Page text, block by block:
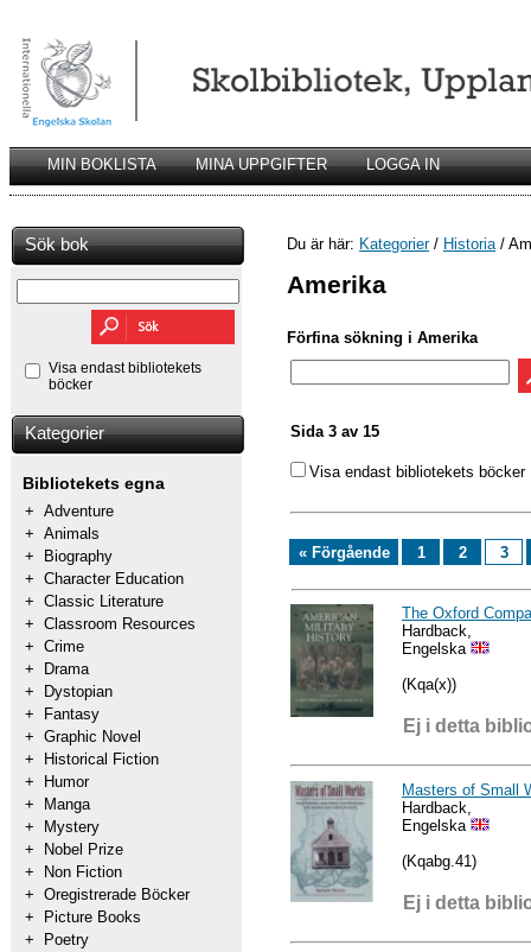
MIN BOKLISTA MINA UPPGIFTER LOGGA IN
Sök bok
Visa endast bibliotekets
böcker
Kategorier
Bibliotekets egna
+ Adventure
+ Animals
+
Biography
+ Character Education
+ Classic Literature
+ Classroom Resources
+ Crime
+
Drama
+
Dystopian
+
Fantasy
+ Graphic Novel
+
Historical Fiction
+
Humor
+
Manga
+
Mystery
+
Nobel Prize
+
Non Fiction
+ Oregistrerade Böcker
+
Picture Books
+
Poetry
Du är här: Kategorier/ Historia/
Amerika
Förfina sökning i Amerika
Sida 3 av 15
Visa endast bibliotekets böcker
« Förgående 1 2 3
The Oxford
Hardback,
Engelska
(Kqa(x))
Ej i detta
Masters of Small
Hardback,
Engelska
(Kqabg.41)
Ej i detta